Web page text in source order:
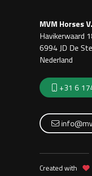
MVM Horses
Havikerwaard
6994 JD De
Nederland
+31 6
Created with